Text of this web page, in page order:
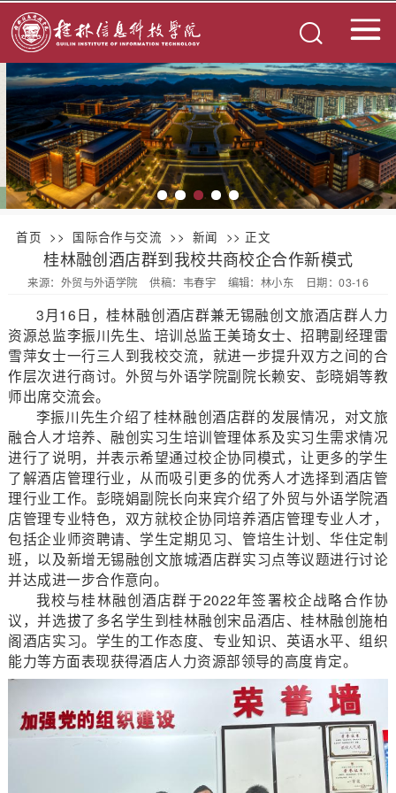
首页 >> 国际合作与交流 >> 新闻 >> 正文
桂林融创酒店群到我校共商校企合作新模式
来源：外贸与外语学院 供稿：韦春宇 编辑：林小东 日期：03-16
3月16日，桂林融创酒店群兼无锡融创文旅酒店群人力
资源总监李振川先生、培训总监王美琦女士、招聘副经理雷
雪萍女士一行三人到我校交流，就进一步提升双方之间的合
作层次进行商讨。外贸与外语学院副院长赖安、彭晓娟等教
师出席交流会。
李振川先生介绍了桂林融创酒店群的发展情况，对文旅
融合人才培养、融创实习生培训管理体系及实习生需求情况
进行了说明，并表示希望通过校企协同模式，让更多的学生
了解酒店管理行业，从而吸引更多的优秀人才选择到酒店管
理行业工作。彭晓娟副院长向来宾介绍了外贸与外语学院酒
店管理专业特色，双方就校企协同培养酒店管理专业人才，
包括企业师资聘请、学生定期见习、管培生计划、华住定制
班，以及新增无锡融创文旅城酒店群实习点等议题进行讨论
并达成进一步合作意向。
我校与桂林融创酒店群于2022年签署校企战略合作协
议，并选拔了多名学生到桂林融创宋品酒店、桂林融创施柏
阁酒店实习。学生的工作态度、专业知识、英语水平、组织
能力等方面表现获得酒店人力资源部领导的高度肯定。